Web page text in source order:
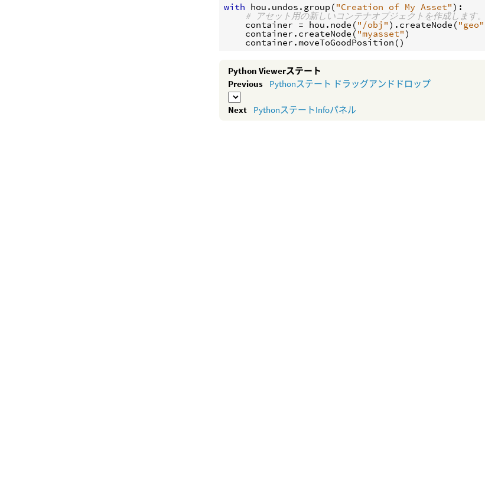
with hou . undos . group ( "Creation of My Asset" ):
# アセット用の新しいコンテナオブジェクトを作成します。
container = hou . node ( "/obj" ) . createNode ( "geo"
container . createNode ( "myasset" )
container .moveToGoodPosition ()
Python Viewerステート
Pythonステート ドラッグアンドドロップ
PythonステートInfoパネル